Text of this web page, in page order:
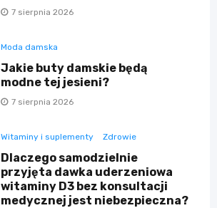
7 sierpnia 2026
Moda damska
Jakie buty damskie będą
modne tej jesieni?
7 sierpnia 2026
Witaminy i suplementy Zdrowie
Dlaczego samodzielnie
przyjęta dawka uderzeniowa
witaminy D3 bez konsultacji
medycznej jest niebezpieczna?